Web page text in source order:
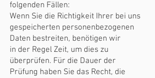
folgenden Fällen:
Wenn Sie die Richtigkeit Ihrer bei uns
gespeicherten personenbezogenen
Daten bestreiten, benötigen wir
in der Regel Zeit, um dies zu
überprüfen. Für die Dauer der
Prüfung haben Sie das Recht, die